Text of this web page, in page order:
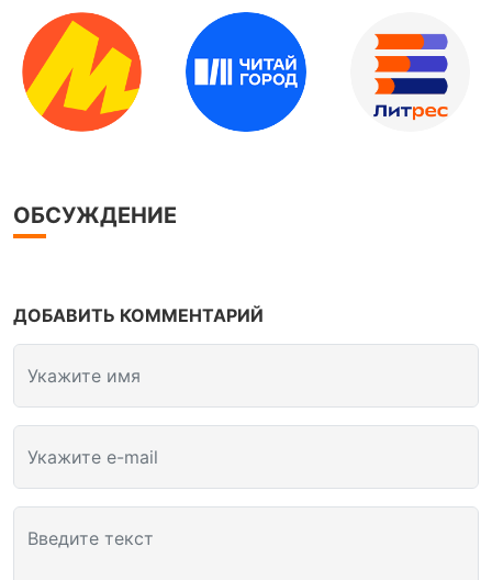
ОБСУЖДЕНИЕ
ДОБАВИТЬ КОММЕНТАРИЙ
Укажите имя
Укажите e-mail
Введите текст